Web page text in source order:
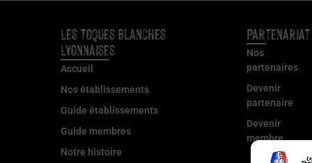
Les Toques Blanches
Lyonnaises
Accueil
Nos établissements
Guide établissements
Guide membres
Notre histoire
Partenariat
Nos
partenaires
Devenir
partenaire
Devenir
membre